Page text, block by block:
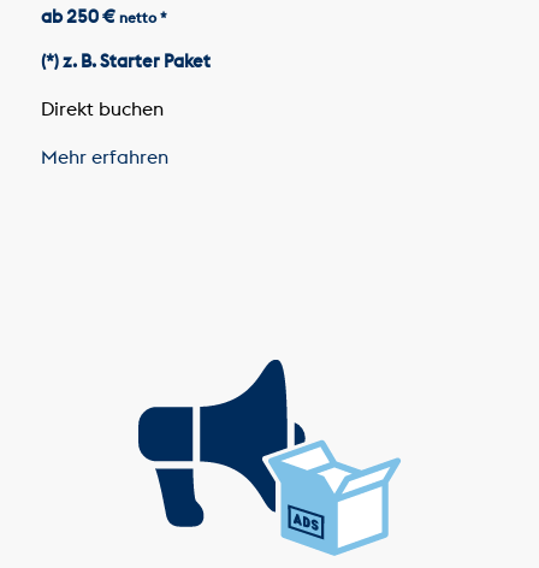
ab 250 € netto *
(*) z. B. Starter Paket
Direkt buchen
Mehr erfahren